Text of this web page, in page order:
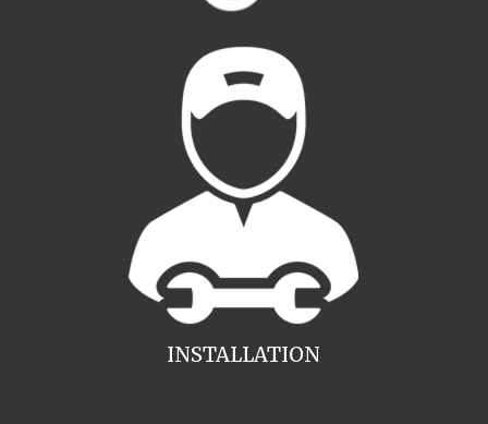
INSTALLATION